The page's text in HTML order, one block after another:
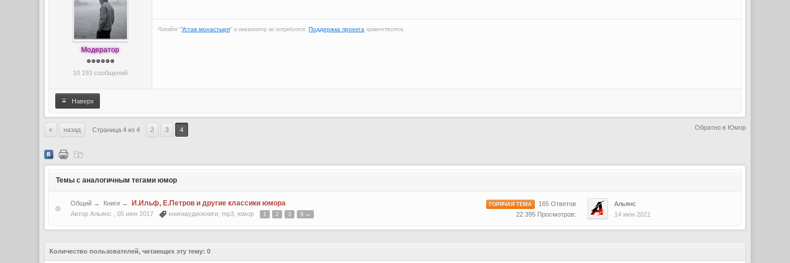
Модератор
10 193 сообщений
Читайте "Устав монастыря" и инквизитор не потребуется.Поддержка проекта приветствуется.
Наверх
« назад Страница 4 из 4 2 3 4 Обратно в Юмор
Темы с аналогичным тегами юмор
Общий → Книги → И.Ильф, Е.Петров и другие классики юмора
Автор Альянс ,05 июн 2017 книгиаудиокниги mp3 юмор 1 2 3 9 →
ГОРЯЧАЯ ТЕМА
165 Ответов
22 395 Просмотров:
Альянс
14 июн 2021
Количество пользователей, читающих эту тему: 0